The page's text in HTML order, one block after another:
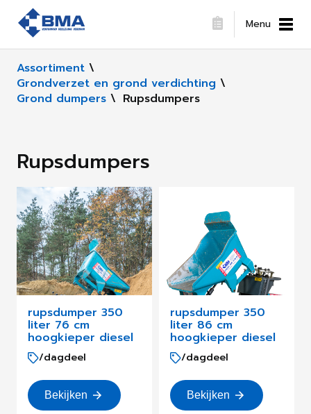
Menu
Assortiment \
Grondverzet en grond verdichting \
Grond dumpers \ Rupsdumpers
Rupsdumpers
rupsdumper 350
liter 76 cm
hoogkieper diesel
/dagdeel
Bekijken
rupsdumper 350
liter 86 cm
hoogkieper diesel
/dagdeel
Bekijken